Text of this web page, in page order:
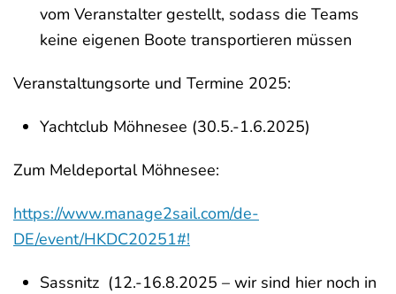
vom Veranstalter gestellt, sodass die Teams
keine eigenen Boote transportieren müssen
Veranstaltungsorte und Termine 2025:
Yachtclub Möhnesee (30.5.-1.6.2025)
Zum Meldeportal Möhnesee:
https://www.manage2sail.com/de-
DE/event/HKDC20251#!
Sassnitz (12.-16.8.2025 – wir sind hier noch in